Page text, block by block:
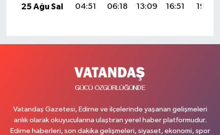
25 Ağu Sal
04:51 06:18 13:09 16:51 19:49
Vatandaş Gazetesi, Edirne ve ilçelerinde yaşanan gelişmeleri
anlık olarak okuyucularına ulaştıran yerel haber platformudur.
Edirne haberleri, son dakika gelişmeleri, siyaset, ekonomi, spor